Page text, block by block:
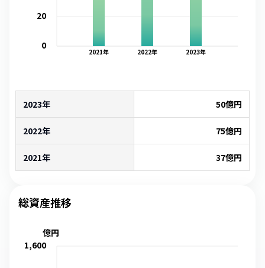
2021年 2022年 2023年
0
20
2023年 50億円
2022年 75億円
2021年 37億円
総資産推移
1,600
億円